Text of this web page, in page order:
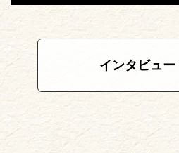
インタビュー